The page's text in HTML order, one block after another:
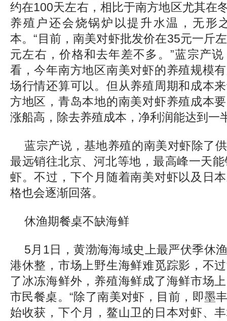
约在100天左右，相比于南方地区尤其在
养殖户还会烧锅炉以提升水温，无形
本。“目前，南美对虾批发价在35元一斤
元左右，价格和去年差不多。”蓝宗产
看，今年南方地区南美对虾的养殖规模
场行情还算可以。但从养殖周期和成本
方地区，青岛本地的南美对虾养殖成本
涨船高，除去养殖成本，净利润能达到一
蓝宗产说，基地养殖的南美对虾除了
最远销往北京、河北等地，最高峰一天
虾。不过，下个月随着南美对虾以及日
格也会逐渐回落。
休渔期餐桌不缺海鲜
5月1日，黄渤海海域史上最严伏季休
港休整，市场上野生海鲜难觅踪影，不
了冰冻海鲜外，养殖海鲜成了海鲜市场
市民餐桌。“除了南美对虾，目前，即墨
始收获，下个月，鳌山卫的日本对虾、